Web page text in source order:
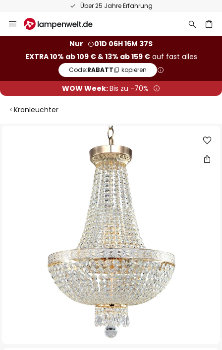
Über 25 Jahre Erfahrung
Inhalt
Nur
01D 06H 16M 36S
EXTRA 10% ab 109 € & 13% ab 159 €auf fast alles
Code:RABATT kopieren
WOW Week:Bis zu -70%
Kronleuchter